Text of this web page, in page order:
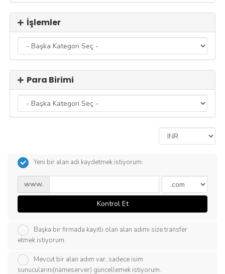
İşlemler
Para Birimi
Yeni bir alan adı kaydetmek istiyorum.
www.
Kontrol Et
Başka bir firmada kayıtlı olan alan adımı size transfer
etmek istiyorum.
Mevcut bir alan adım var, sadece isim
sunucularını(nameserver) güncellemek istiyorum.